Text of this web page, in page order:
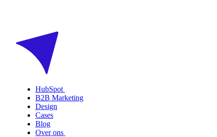
HubSpot
B2B Marketing
Design
Cases
Blog
Over ons